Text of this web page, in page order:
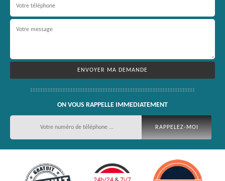
ON VOUS RAPPELLE IMMEDIATEMENT